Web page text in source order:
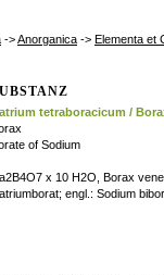
->Anorganica -> Elementa et
tetraboracicum /
of Sodium
x 10 H2O, Borax
engl.: Sodium